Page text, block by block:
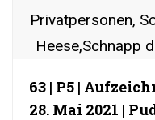
63 | P5 |
28. Mai 2021 |